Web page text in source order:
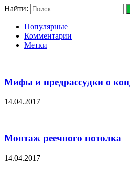
Найти:
Популярные
Комментарии
Метки
Мифы и предрассудки о
14.04.2017
Монтаж реечного потолка
14.04.2017